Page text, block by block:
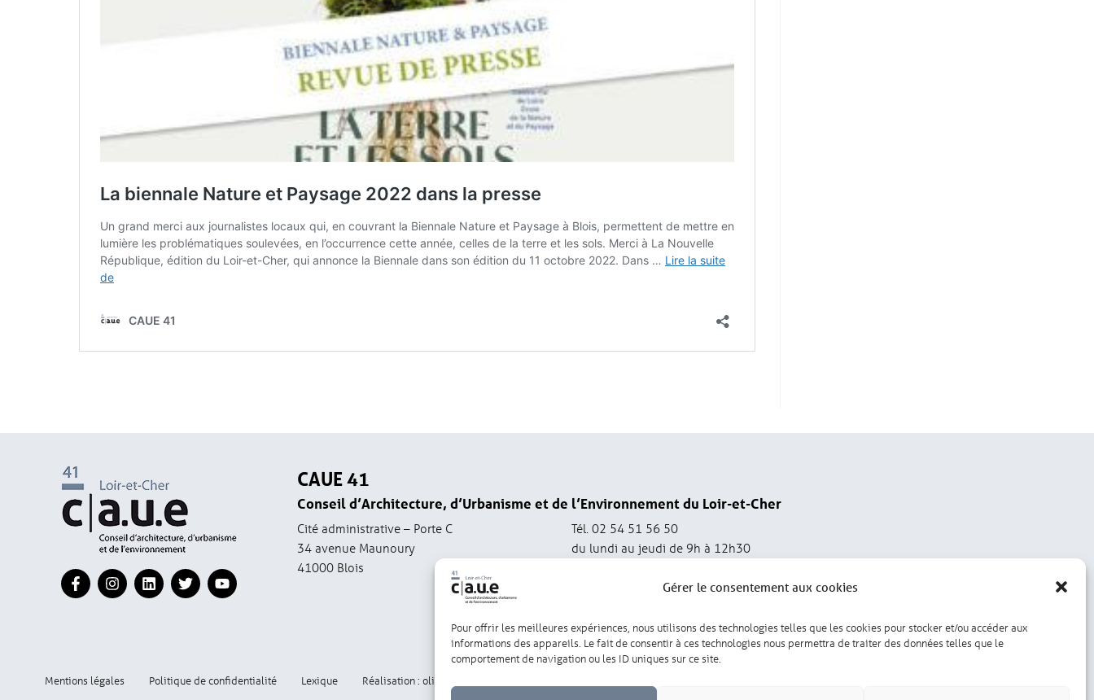
Gérer le consentement aux cookies
Pour offrir les meilleures expériences, nous utilisons des technologies telles que les cookies pour stocker et/ou accéder aux
informations des appareils. Le fait de consentir à ces technologies nous permettra de traiter des données telles que le
comportement de navigation ou les ID uniques sur ce site.
CAUE 41
Conseil d’Architecture, d’Urbanisme et de l’Environnement du Loir-et-Cher
Cité administrative – Porte C
34 avenue Maunoury
41000 Blois
Tél. 02 54 51 56 50
du lundi au jeudi de 9h à 12h30
Mentions légales Politique de confidentialité Lexique Réalisation : olivgraphic.com